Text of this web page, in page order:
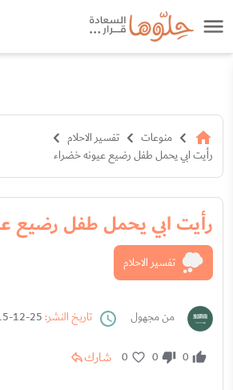
منوعات
تفسير الاحلام
رأيت ابي يحمل طفل رضيع عيونه خضراء
رأيت ابي يحمل طفل رضيع
تفسير الاحلام
من مجهول تاريخ النشر:
0
0
0 شارك